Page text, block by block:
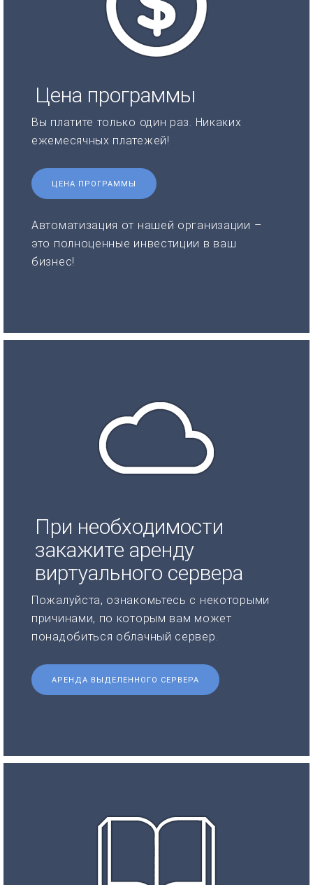
Цена программы
Вы платите только один раз. Никаких
ежемесячных платежей!
ЦЕНА ПРОГРАММЫ
Автоматизация от нашей организации –
это полноценные инвестиции в ваш
бизнес!
При необходимости
закажите аренду
виртуального сервера
Пожалуйста, ознакомьтесь с некоторыми
причинами, по которым вам может
понадобиться облачный сервер.
АРЕНДА ВЫДЕЛЕННОГО СЕРВЕРА